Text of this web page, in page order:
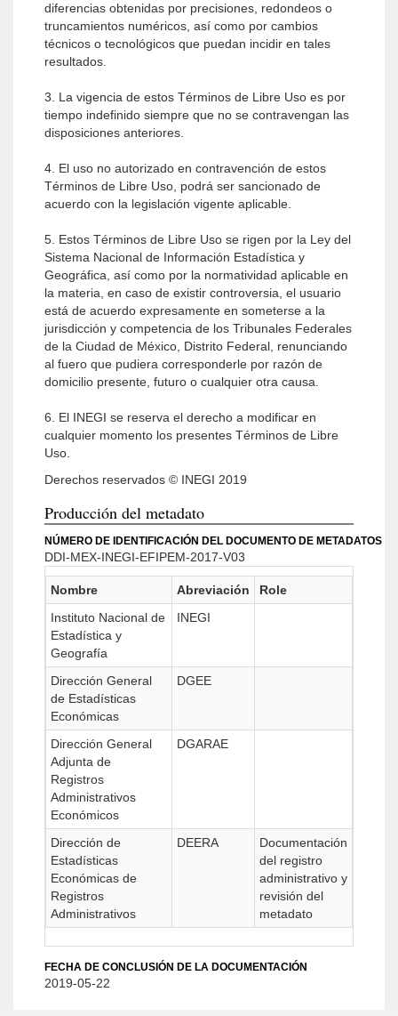
diferencias obtenidas por precisiones, redondeos o
truncamientos numéricos, así como por cambios
técnicos o tecnológicos que puedan incidir en tales
resultados.
3. La vigencia de estos Términos de Libre Uso es por
tiempo indefinido siempre que no se contravengan las
disposiciones anteriores.
4. El uso no autorizado en contravención de estos
Términos de Libre Uso, podrá ser sancionado de
acuerdo con la legislación vigente aplicable.
5. Estos Términos de Libre Uso se rigen por la Ley del
Sistema Nacional de Información Estadística y
Geográfica, así como por la normatividad aplicable en
la materia, en caso de existir controversia, el usuario
está de acuerdo expresamente en someterse a la
jurisdicción y competencia de los Tribunales Federales
de la Ciudad de México, Distrito Federal, renunciando
al fuero que pudiera corresponderle por razón de
domicilio presente, futuro o cualquier otra causa.
6. El INEGI se reserva el derecho a modificar en
cualquier momento los presentes Términos de Libre
Uso.
Derechos reservados © INEGI 2019
Producción del metadato
NÚMERO DE IDENTIFICACIÓN DEL DOCUMENTO DE METADATOS
DDI-MEX-INEGI-EFIPEM-2017-V03
Nombre Abreviación
Role
Instituto Nacional de
Estadística y
Geografía
INEGI
Dirección General
de Estadísticas
Económicas
DGEE
Dirección General
Adjunta de
Registros
Administrativos
Económicos
DGARAE
Dirección de
Estadísticas
Económicas de
Registros
Administrativos
DEERA
Documentación
del registro
administrativo y
revisión del
metadato
FECHA DE CONCLUSIÓN DE LA DOCUMENTACIÓN
2019-05-22